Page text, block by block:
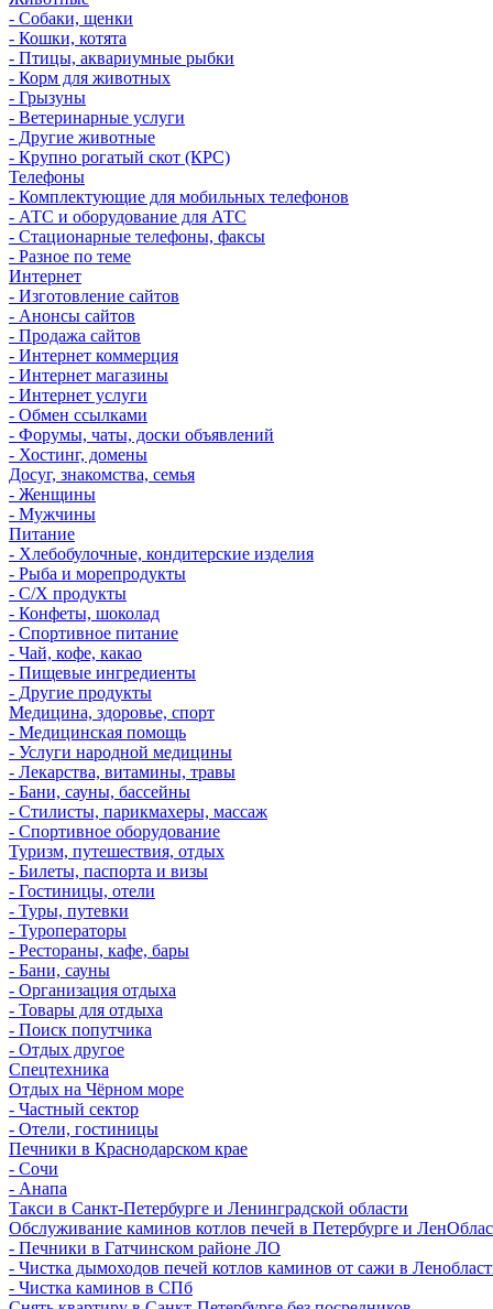
- Собаки, щенки
- Кошки, котята
- Птицы, аквариумные рыбки
- Корм для животных
- Грызуны
- Ветеринарные услуги
- Другие животные
- Крупно рогатый скот (КРС)
Телефоны
- Комплектующие для мобильных телефонов
- АТС и оборудование для АТС
- Стационарные телефоны, факсы
- Разное по теме
Интернет
- Изготовление сайтов
- Анонсы сайтов
- Продажа сайтов
- Интернет коммерция
- Интернет магазины
- Интернет услуги
- Обмен ссылками
- Форумы, чаты, доски объявлений
- Хостинг, домены
Досуг, знакомства, семья
- Женщины
- Мужчины
Питание
- Хлебобулочные, кондитерские изделия
- Рыба и морепродукты
- С/Х продукты
- Конфеты, шоколад
- Спортивное питание
- Чай, кофе, какао
- Пищевые ингредиенты
- Другие продукты
Медицина, здоровье, спорт
- Медицинская помощь
- Услуги народной медицины
- Лекарства, витамины, травы
- Бани, сауны, бассейны
- Стилисты, парикмахеры, массаж
- Спортивное оборудование
Туризм, путешествия, отдых
- Билеты, паспорта и визы
- Гостиницы, отели
- Туры, путевки
- Туроператоры
- Рестораны, кафе, бары
- Бани, сауны
- Организация отдыха
- Товары для отдыха
- Поиск попутчика
- Отдых другое
Спецтехника
Отдых на Чёрном море
- Частный сектор
- Отели, гостиницы
Печники в Краснодарском крае
- Сочи
- Анапа
Такси в Санкт-Петербурге и Ленинградской области
Обслуживание каминов котлов печей в Петербурге и
- Печники в Гатчинском районе ЛО
- Чистка дымоходов печей котлов каминов от сажи в
- Чистка каминов в СПб